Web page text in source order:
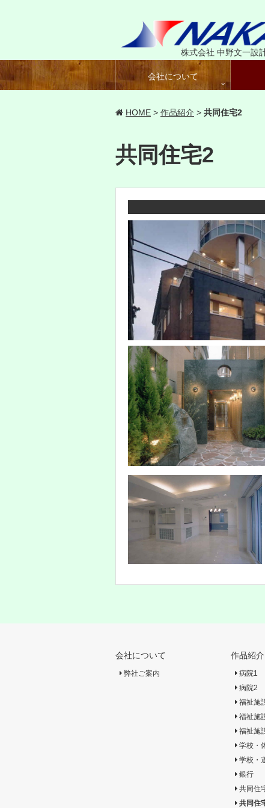
株式会社 中野文一設
会社について
HOME > 作品紹介 > 共同住宅2
共同住宅2
会社について
弊社ご案内
作品紹介
病院1
病院2
福祉施
福祉施
福祉施
学校・
学校・
銀行
共同住
共同住